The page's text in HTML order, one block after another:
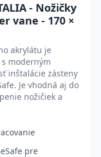
- Nožičky
vane - 170 ×
akrylátu je
moderným
inštalácie zásteny
Je vhodná aj do
nožičiek a
pre